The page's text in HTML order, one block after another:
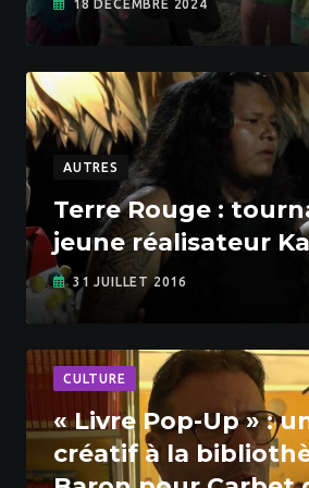
18 DÉCEMBRE 2024
AUTRES
Terre Rouge :
jeune réalisateur
31 JUILLET 2016
CULTURE
« Livre Pop-Up » :
créatif à la